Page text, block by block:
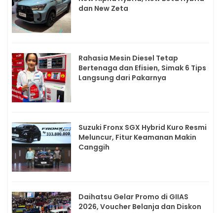
dan New Zeta
Rahasia Mesin Diesel Tetap
Bertenaga dan Efisien, Simak 6 Tips
Langsung dari Pakarnya
Suzuki Fronx SGX Hybrid Kuro Resmi
Meluncur, Fitur Keamanan Makin
Canggih
Daihatsu Gelar Promo di GIIAS
2026, Voucher Belanja dan Diskon